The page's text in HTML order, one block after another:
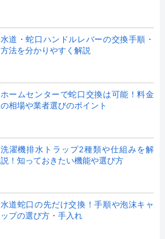
水道・蛇口ハンドルレバーの交換手順・
方法を分かりやすく解説
ホームセンターで蛇口交換は可能！料金
の相場や業者選びのポイント
洗濯機排水トラップ2種類や仕組みを解
説！知っておきたい機能や選び方
水道蛇口の先だけ交換！手順や泡沫キャ
ップの選び方・手入れ